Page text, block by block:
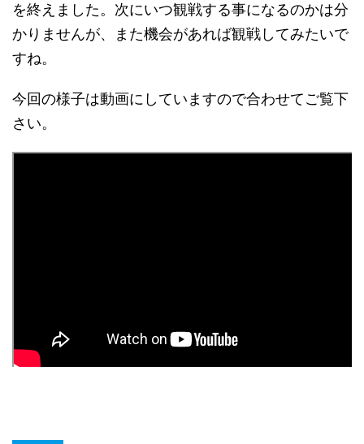
を終えました。次にいつ観戦する事になるのかは分
かりませんが、また機会があれば観戦してみたいで
すね。
今回の様子は動画にしていますので合わせてご覧下
さい。